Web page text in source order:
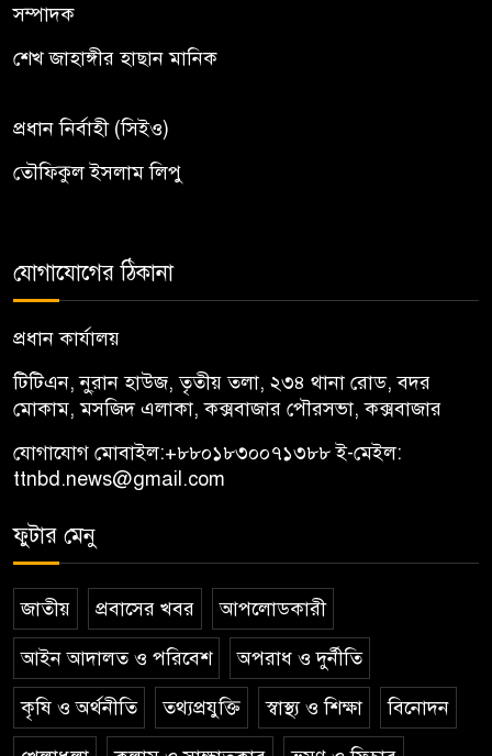
সম্পাদক
শেখ জাহাঙ্গীর হাছান মানিক
প্রধান নির্বাহী (সিইও)
তৌফিকুল ইসলাম লিপু
যোগাযোগের ঠিকানা
প্রধান কার্যালয়
টিটিএন, নু্রান হাউজ, তৃতীয় তলা, ২৩৪ থানা রোড, বদর
মোকাম, মসজিদ এলাকা, কক্সবাজার পৌরসভা, কক্সবাজার
যোগাযোগ মোবাইল:+৮৮০১৮৩০০৭১৩৮৮ই-মেইল:
ttnbd.news@gmail.com
ফুটার মেনু
জাতীয় প্রবাসের খবর আপলোডকারী
আইন আদালত ও পরিবেশ অপরাধ ও দুর্নীতি
কৃষি ও অর্থনীতি তথ্যপ্রযুক্তি স্বাস্থ্য ও শিক্ষা বিনোদন